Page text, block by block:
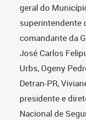
geral do
superintendente
comandante da
José Carlos
Urbs, Ogeny
Detran-PR,
presidente e
Nacional de